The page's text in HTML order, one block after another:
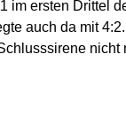
im ersten Drittel
auch da mit
nicht